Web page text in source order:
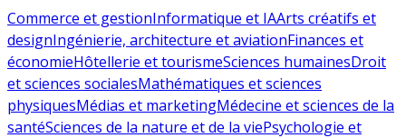
Commerce et gestionInformatique et IAArts créatifs et
designIngénierie, architecture et aviationFinances et
économieHôtellerie et tourismeSciences humainesDroit
et sciences socialesMathématiques et sciences
physiquesMédias et marketingMédecine et sciences de la
santéSciences de la nature et de la viePsychologie et